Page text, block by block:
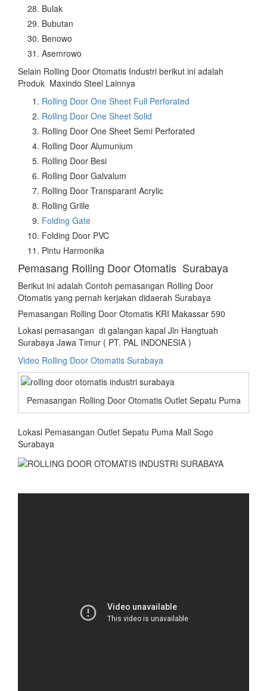
Bulak
Bubutan
Benowo
Asemrowo
Selain Rolling Door Otomatis Industri berikut ini adalah
Produk Maxindo Steel Lainnya
Rolling Door One Sheet Full Perforated
Rolling Door One Sheet Solid
Rolling Door One Sheet Semi Perforated
Rolling Door Alumunium
Rolling Door Besi
Rolling Door Galvalum
Rolling Door Transparant Acrylic
Rolling Grille
Folding Gate
Folding Door PVC
Pintu Harmonika
Pemasang Rolling Door Otomatis Surabaya
Berikut ini adalah Contoh pemasangan Rolling Door
Otomatis yang pernah kerjakan didaerah Surabaya
Pemasangan Rolling Door Otomatis KRI Makassar 590
Lokasi pemasangan di galangan kapal Jln Hangtuah
Surabaya Jawa Timur ( PT. PAL INDONESIA )
Video Rolling Door Otomatis Surabaya
Pemasangan Rolling Door Otomatis Outlet Sepatu Puma
Lokasi Pemasangan Outlet Sepatu Puma Mall Sogo
Surabaya